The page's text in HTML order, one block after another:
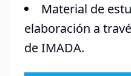
Material de
elaboración a
de IMADA.